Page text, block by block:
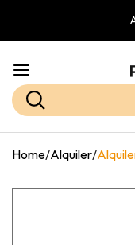
Home/Alquiler/